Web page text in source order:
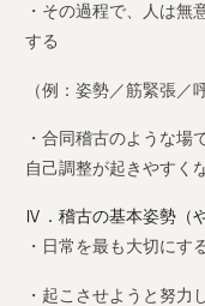
・その過程で、人は無
する
（例：姿勢／筋緊張／
・合同稽古のような場
自己調整が起きやすく
Ⅳ．稽古の基本姿勢（
・日常を最も大切にす
・起こさせようと努力